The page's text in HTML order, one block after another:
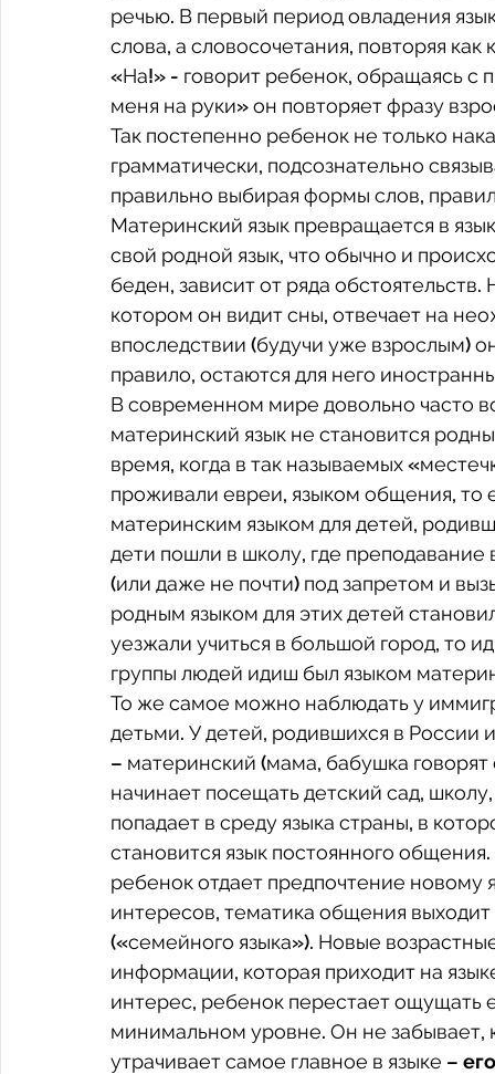
речью. В первый период овладения
слова, а словосочетания, повторяя
«На!» - говорит ребенок, обращаясь с
меня на руки» он повторяет фразу
Так постепенно ребенок не только
грамматически, подсознательно
правильно выбирая формы слов,
Материнский язык превращается в
свой родной язык, что обычно и
беден, зависит от ряда
котором он видит сны, отвечает на
впоследствии (будучи уже взрослым)
правило, остаются для него
В современном мире довольно часто
материнский язык не становится
время, когда в так называемых
проживали евреи, языком общения,
материнским языком для детей,
дети пошли в школу, где
(или даже не почти) под запретом и
родным языком для этих детей
уезжали учиться в большой город, то
группы людей идиш был языком
То же самое можно наблюдать у
детьми. У детей, родившихся в России
– материнский (мама, бабушка
начинает посещать детский сад,
попадает в среду языка страны, в
становится язык постоянного
ребенок отдает предпочтение новому
интересов, тематика общения
(«семейного языка»). Новые
информации, которая приходит на
интерес, ребенок перестает
минимальном уровне. Он не забывает,
утрачивает самое главное в языке –